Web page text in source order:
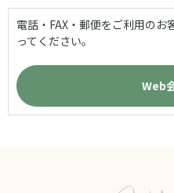
電話・FAX・郵便をご利用の
ってください。